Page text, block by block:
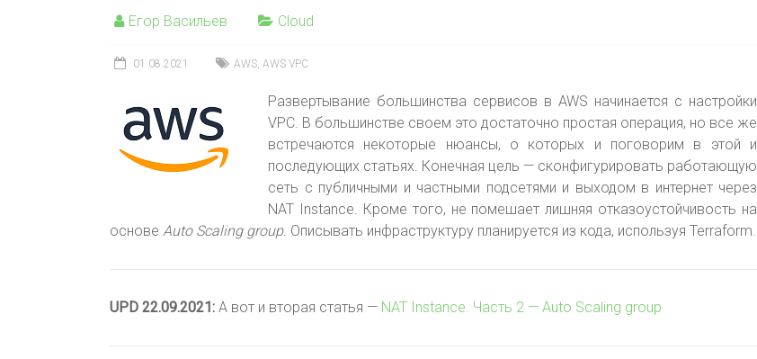
Егор Васильев Cloud
01.08.2021 AWS, AWS VPC
Развертывание большинства сервисов в AWS начинается с настройки
VPC. В большинстве своем это достаточно простая операция, но все же
встречаются некоторые нюансы, о которых и поговорим в этой и
последующих статьях. Конечная цель — сконфигурировать работающую
сеть с публичными и частными подсетями и выходом в интернет через
NAT Instance. Кроме того, не помешает лишняя отказоустойчивость на
основе Auto Scaling group. Описывать инфраструктуру планируется из кода, используя Terraform.
UPD 22.09.2021: А вот и вторая статья — NAT Instance. Часть 2 — Auto Scaling group